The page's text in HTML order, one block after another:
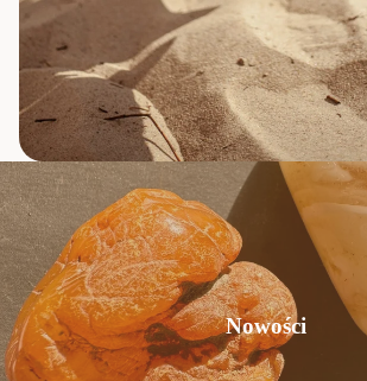
Nowości